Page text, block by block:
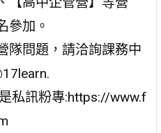
參加。
隊問題，請洽詢課務中
私訊粉專:https://www.f